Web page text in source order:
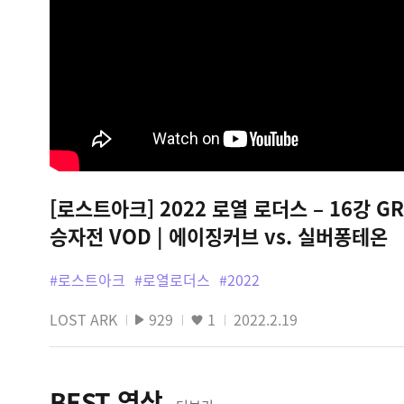
[로스트아크] 2022 로열 로더스 – 16강
승자전 VOD | 에이징커브 vs. 실버퐁테온
#로스트아크 #로열로더스 #2022
LOST ARK
929 1 2022.2.19